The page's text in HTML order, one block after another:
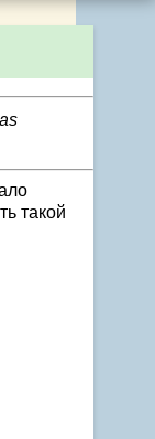
такой